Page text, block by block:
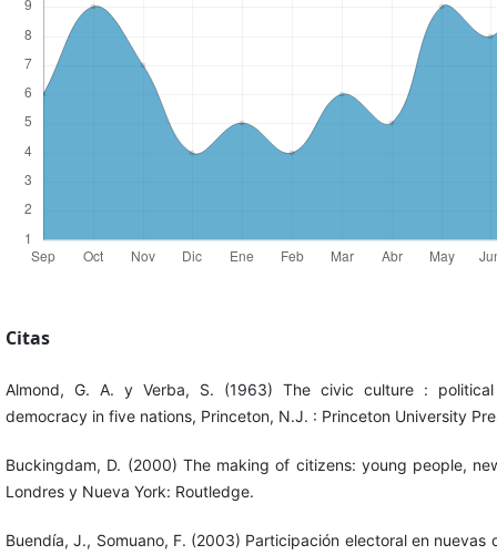
Citas
Almond, G. A. y Verba, S. (1963) The civic culture :
democracy in five nations, Princeton, N.J. : Princeton University
Buckingdam, D. (2000) The making of citizens: young people,
Londres y Nueva York: Routledge.
Buendía, J., Somuano, F. (2003) Participación electoral en nuevas